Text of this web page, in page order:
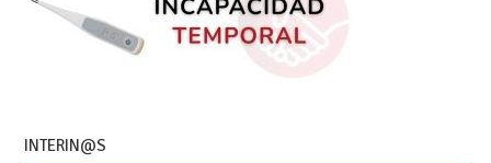
INTERIN@S